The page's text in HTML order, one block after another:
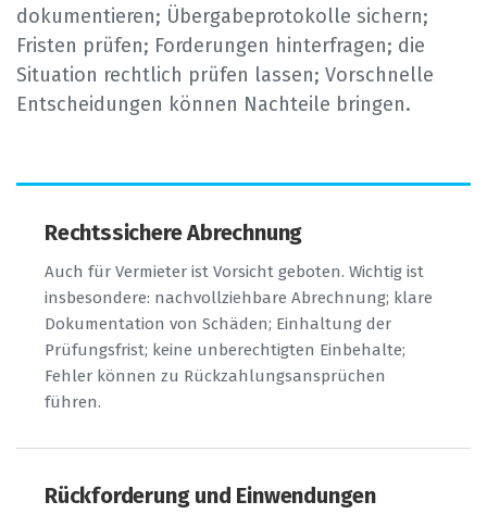
dokumentieren; Übergabeprotokolle sichern;
Fristen prüfen; Forderungen hinterfragen; die
Situation rechtlich prüfen lassen; Vorschnelle
Entscheidungen können Nachteile bringen.
Rechtssichere Abrechnung
Auch für Vermieter ist Vorsicht geboten. Wichtig ist
insbesondere: nachvollziehbare Abrechnung; klare
Dokumentation von Schäden; Einhaltung der
Prüfungsfrist; keine unberechtigten Einbehalte;
Fehler können zu Rückzahlungsansprüchen
führen.
Rückforderung und Einwendungen